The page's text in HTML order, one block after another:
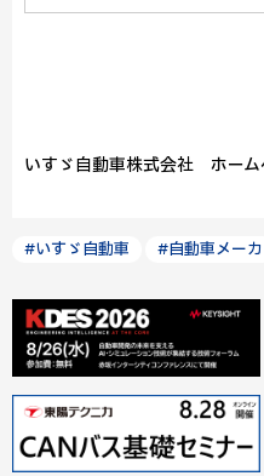
いすゞ自動車株式会社 ホーム
#いすゞ自動車 #自動車メーカ